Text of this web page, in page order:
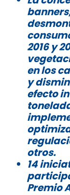
2016 y
en los
y
efecto
otros.
14
Premio